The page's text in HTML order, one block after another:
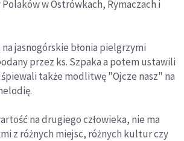
w Ostrówkach, Rymaczach i
jasnogórskie błonia pielgrzymi
przez ks. Szpaka a potem ustawili
także modlitwę "Ojcze nasz" na
na drugiego człowieka, nie ma
z różnych miejsc, różnych kultur czy